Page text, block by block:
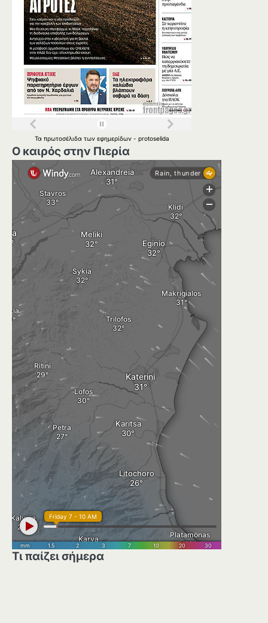
Τα πρωτοσέλιδα των εφημερίδων - protoselida
Ο καιρός στην Πιερία
Τι παίζει σήμερα